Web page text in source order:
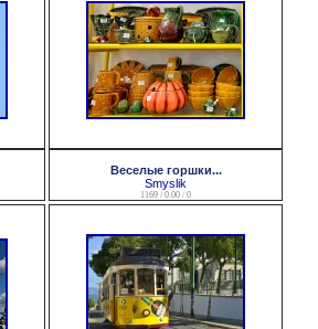
Веселые горшки...
Smyslik
1169 / 0.00 / 0